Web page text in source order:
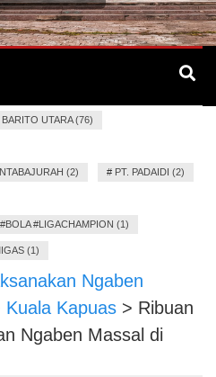
UTARA (76)
(2) # PT. PADAIDI (2)
#LIGACHAMPION (1)
(1)
Ngaben
Kuala Kapuas > Ribuan
Ngaben Massal di